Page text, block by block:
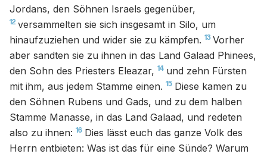
Jordans, den Söhnen Israels gegenüber,
12 versammelten sie sich insgesamt in Silo, um
hinaufzuziehen und wider sie zu kämpfen. 13 Vorher
aber sandten sie zu ihnen in das Land Galaad Phinees,
den Sohn des Priesters Eleazar, 14 und zehn Fürsten
mit ihm, aus jedem Stamme einen. 15 Diese kamen zu
den Söhnen Rubens und Gads, und zu dem halben
Stamme Manasse, in das Land Galaad, und redeten
also zu ihnen: 16 Dies lässt euch das ganze Volk des
Herrn entbieten: Was ist das für eine Sünde? Warum